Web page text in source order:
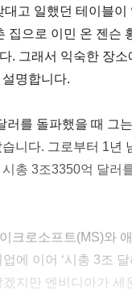
고 일했던 테이블
집으로 이민 온 젠슨
. 그래서 익숙한 장
명합니다.
를 돌파했을 때 그
니다. 그로부터 1년
총 3조3350억 달러
크로소프트(MS)와
에 이어 ‘시총 3조 달
지만 엔비디아가 세